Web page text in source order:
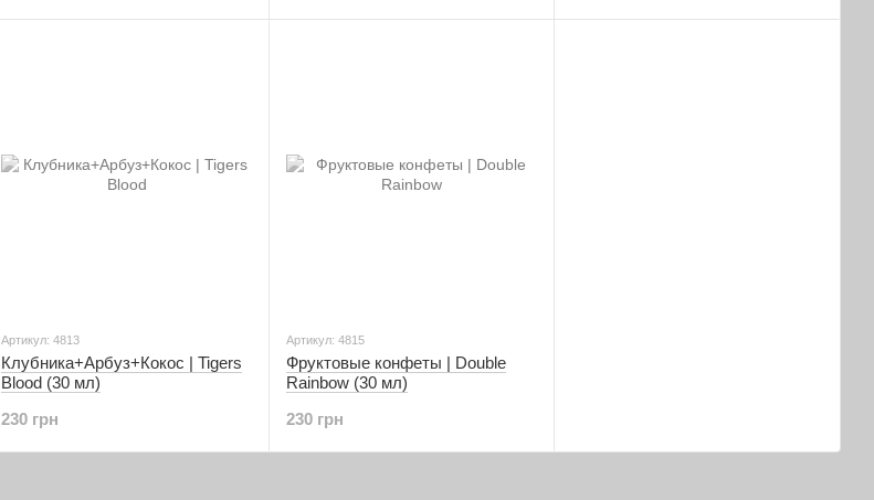
Артикул: 4813
Клубника+Арбуз+Кокос | Tigers
Blood (30 мл)
230 грн
Артикул: 4815
Фруктовые конфеты | Double
Rainbow (30 мл)
230 грн